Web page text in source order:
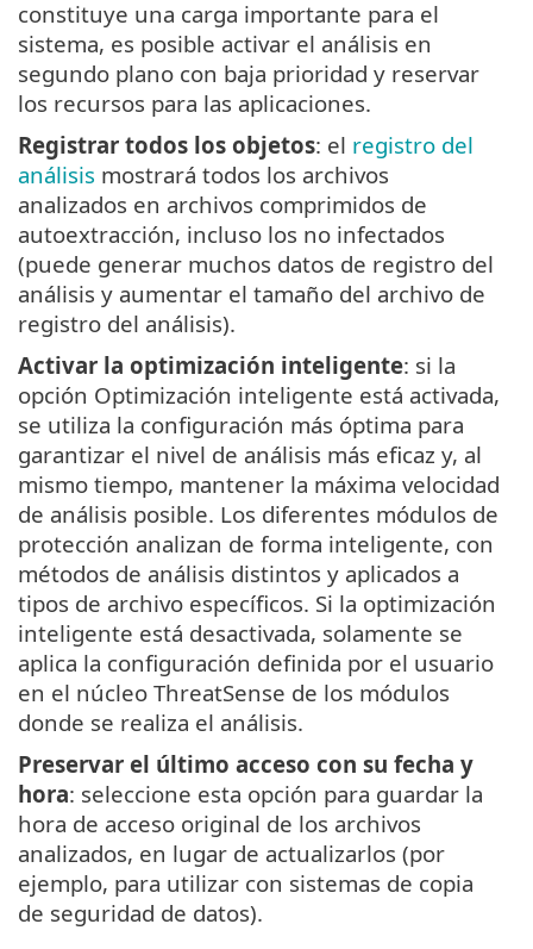
constituye una carga importante para el
sistema, es posible activar el análisis en
segundo plano con baja prioridad y reservar
los recursos para las aplicaciones.
Registrar todos los objetos: el registro del
análisis mostrará todos los archivos
analizados en archivos comprimidos de
autoextracción, incluso los no infectados
(puede generar muchos datos de registro del
análisis y aumentar el tamaño del archivo de
registro del análisis).
Activar la optimización inteligente: si la
opción Optimización inteligente está activada,
se utiliza la configuración más óptima para
garantizar el nivel de análisis más eficaz y, al
mismo tiempo, mantener la máxima velocidad
de análisis posible. Los diferentes módulos de
protección analizan de forma inteligente, con
métodos de análisis distintos y aplicados a
tipos de archivo específicos. Si la optimización
inteligente está desactivada, solamente se
aplica la configuración definida por el usuario
en el núcleo ThreatSense de los módulos
donde se realiza el análisis.
Preservar el último acceso con su fecha y
hora: seleccione esta opción para guardar la
hora de acceso original de los archivos
analizados, en lugar de actualizarlos (por
ejemplo, para utilizar con sistemas de copia
de seguridad de datos).